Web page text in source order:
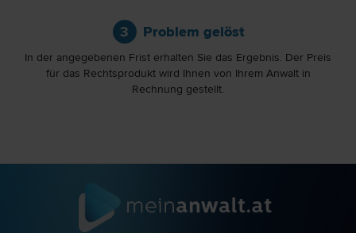
Problem gelöst
In der angegebenen Frist erhalten Sie das Ergebnis. Der Preis
für das Rechtsprodukt wird Ihnen von Ihrem Anwalt in
Rechnung gestellt.